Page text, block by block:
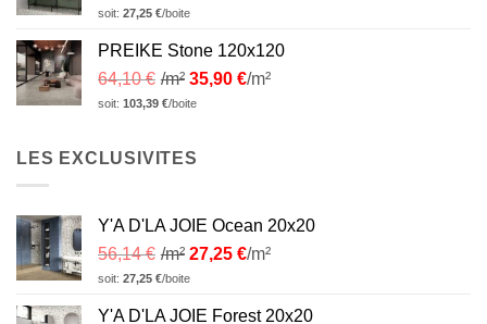
soit: 27,25 €/boite
PREIKE Stone 120x120
64,10€ /m² 35,90 €/m²
soit: 103,39 €/boite
LES EXCLUSIVITES
Y'A D'LA JOIE Ocean 20x20
56,14€ /m² 27,25 €/m²
soit: 27,25 €/boite
Y'A D'LA JOIE Forest 20x20